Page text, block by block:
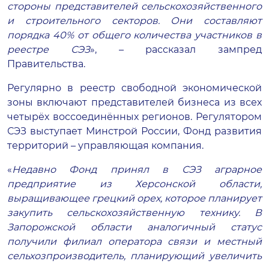
стороны представителей сельскохозяйственного
и строительного секторов. Они составляют
порядка 40% от общего количества участников в
реестре СЭЗ», – рассказал зампред
Правительства.
Регулярно в реестр свободной экономической
зоны включают представителей бизнеса из всех
четырёх воссоединённых регионов. Регулятором
СЭЗ выступает Минстрой России, Фонд развития
территорий – управляющая компания.
«Недавно Фонд принял в СЭЗ аграрное
предприятие из Херсонской области,
выращивающее грецкий орех, которое планирует
закупить сельскохозяйственную технику. В
Запорожской области аналогичный статус
получили филиал оператора связи и местный
сельхозпроизводитель, планирующий увеличить